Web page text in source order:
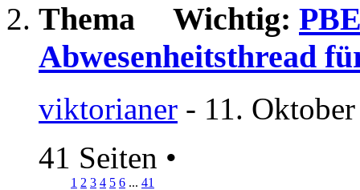
Wichtig:
Abwesenheitsthread
viktorianer - 11.
41 Seiten •
1 2 3 4 5 6 ... 41